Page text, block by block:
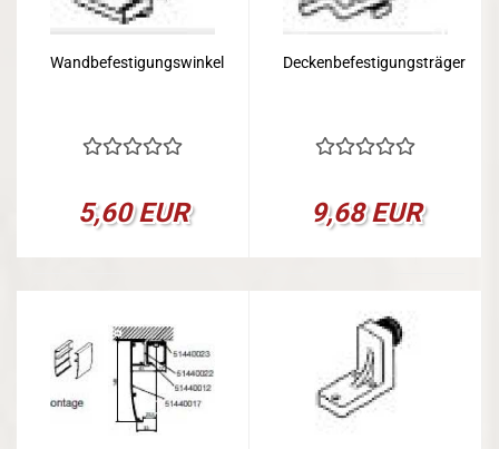
Wandbefestigungswinkel
5,60 EUR
Deckenbefestigungsträger
9,68 EUR